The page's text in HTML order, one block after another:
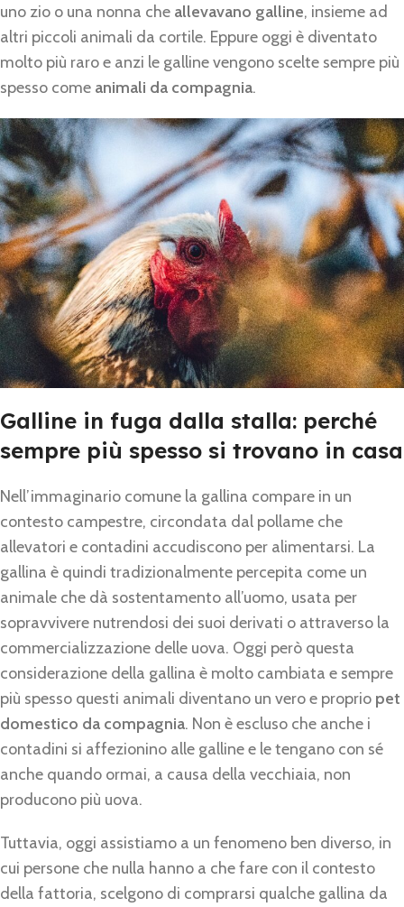
uno zio o una nonna che allevavano galline, insieme ad
altri piccoli animali da cortile. Eppure oggi è diventato
molto più raro e anzi le galline vengono scelte sempre più
spesso come animali da compagnia.
Galline in fuga dalla stalla: perché
sempre più spesso si trovano in casa
Nell’immaginario comune la gallina compare in un
contesto campestre, circondata dal pollame che
allevatori e contadini accudiscono per alimentarsi. La
gallina è quindi tradizionalmente percepita come un
animale che dà sostentamento all’uomo, usata per
sopravvivere nutrendosi dei suoi derivati o attraverso la
commercializzazione delle uova. Oggi però questa
considerazione della gallina è molto cambiata e sempre
più spesso questi animali diventano un vero e proprio pet
domestico da compagnia. Non è escluso che anche i
contadini si affezionino alle galline e le tengano con sé
anche quando ormai, a causa della vecchiaia, non
producono più uova.
Tuttavia, oggi assistiamo a un fenomeno ben diverso, in
cui persone che nulla hanno a che fare con il contesto
della fattoria, scelgono di comprarsi qualche gallina da